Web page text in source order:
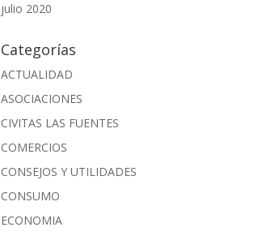
julio 2020
Categorías
ACTUALIDAD
ASOCIACIONES
CIVITAS LAS FUENTES
COMERCIOS
CONSEJOS Y UTILIDADES
CONSUMO
ECONOMIA